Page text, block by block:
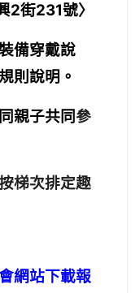
2街231號〉
備穿戴說
則說明。
親子共同參
梯次排定趣
網站下載報